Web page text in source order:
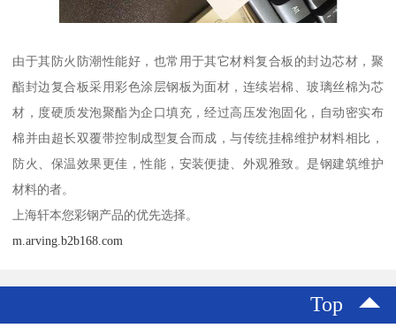
由于其防火防潮性能好，也常用于其它材料复合板的封边芯材，聚
酯封边复合板采用彩色涂层钢板为面材，连续岩棉、玻璃丝棉为芯
材，度硬质发泡聚酯为企口填充，经过高压发泡固化，自动密实布
棉并由超长双覆带控制成型复合而成，与传统挂棉维护材料相比，
防火、保温效果更佳，性能，安装便捷、外观雅致。是钢建筑维护
材料的者。
上海轩本您彩钢产品的优先选择。
m.arving.b2b168.com
Top